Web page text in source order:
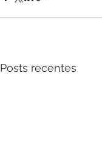
Posts recentes